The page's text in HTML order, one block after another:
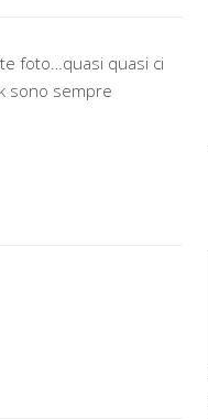
foto…quasi quasi ci
sono sempre